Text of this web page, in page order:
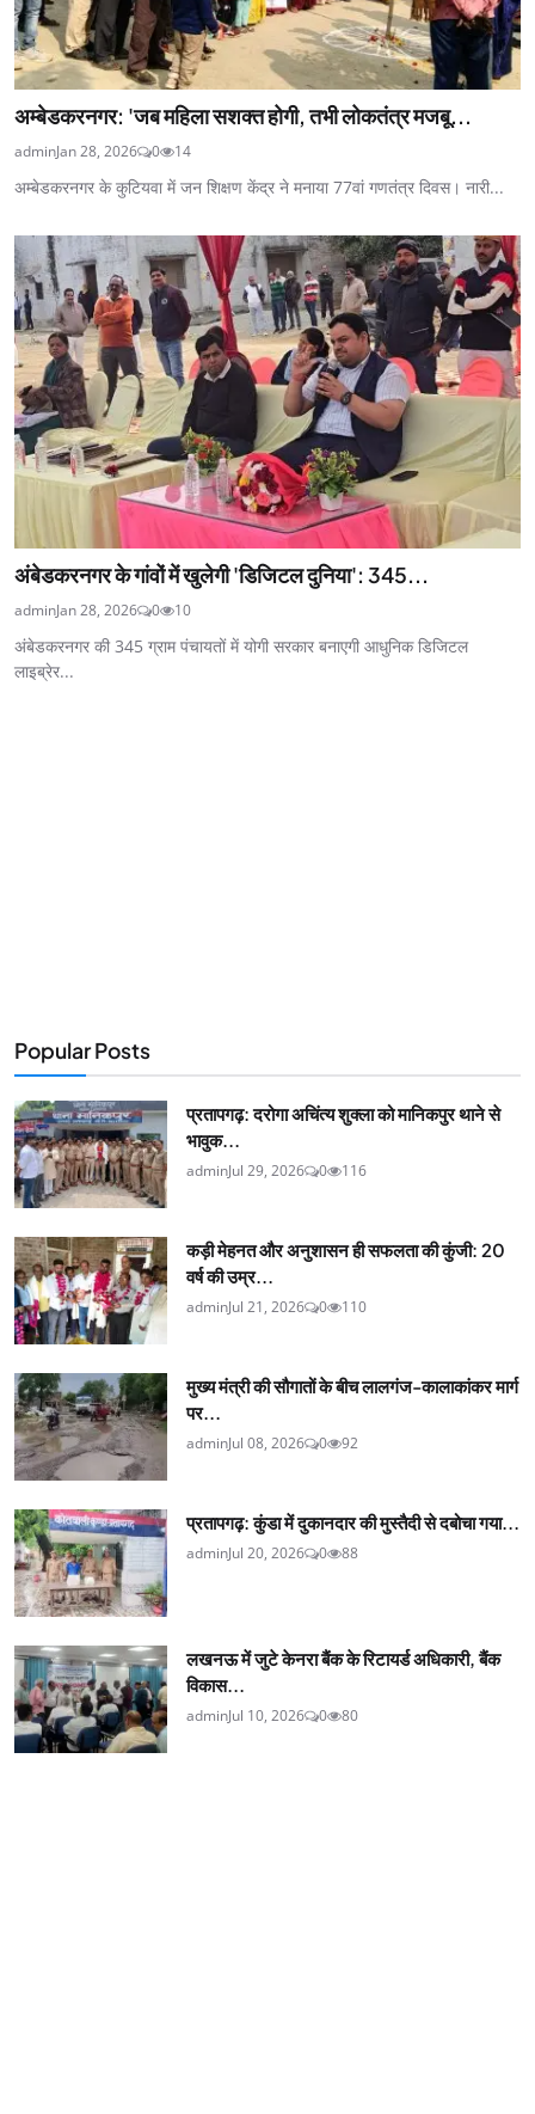
अम्बेडकरनगर: 'जब महिला सशक्त होगी, तभी लोकतंत्र मजबू...
adminJan 28, 2026 0 14
अम्बेडकरनगर के कुटियवा में जन शिक्षण केंद्र ने मनाया 77वां गणतंत्र दिवस। नारी...
अंबेडकरनगर के गांवों में खुलेगी 'डिजिटल दुनिया': 345...
adminJan 28, 2026 0 10
अंबेडकरनगर की 345 ग्राम पंचायतों में योगी सरकार बनाएगी आधुनिक डिजिटल
लाइब्रेर...
Popular Posts
प्रतापगढ़: दरोगा अचिंत्य शुक्ला को मानिकपुर थाने से
भावुक...
adminJul 29, 2026 0 116
कड़ी मेहनत और अनुशासन ही सफलता की कुंजी: 20
वर्ष की उम्र...
adminJul 21, 2026 0 110
मुख्य मंत्री की सौगातों के बीच लालगंज-कालाकांकर मार्ग
पर...
adminJul 08, 2026 0 92
प्रतापगढ़: कुंडा में दुकानदार की मुस्तैदी से दबोचा गया...
adminJul 20, 2026 0 88
लखनऊ में जुटे केनरा बैंक के रिटायर्ड अधिकारी, बैंक
विकास...
adminJul 10, 2026 0 80